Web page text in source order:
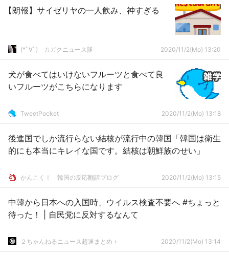
【朗報】サイゼリヤの一人飲み、神すぎる
(*ﾟ∀ﾟ)ゞカガクニュース隊 2020/11/2(Mo) 13:20
犬が食べてはいけないフルーツと食べて良
いフルーツがこちらになります
TweetPocket 2020/11/2(Mo) 13:18
後進国でしか流行らない結核が流行中の韓国「韓国は衛生
的にも本当にキレイな国です。結核は朝鮮族のせい」
かんこく！ 韓国の反応翻訳ブログ 2020/11/2(Mo) 13:15
中韓から日本への入国時、ウイルス検査不要へ #ちょっと
待った！ | 自民党に反対するなんて
２ちゃんねるニュース超速まとめ＋ 2020/11/2(Mo) 13:14